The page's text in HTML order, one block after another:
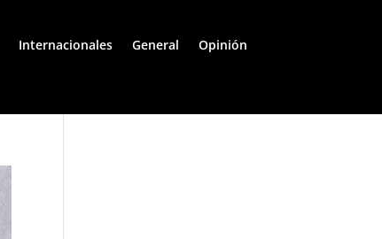
Internacionales General Opinión